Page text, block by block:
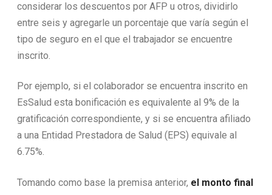
considerar los descuentos por AFP u otros, dividirlo
entre seis y agregarle un porcentaje que varía según el
tipo de seguro en el que el trabajador se encuentre
inscrito.
Por ejemplo, si el colaborador se encuentra inscrito en
EsSalud esta bonificación es equivalente al 9% de la
gratificación correspondiente, y si se encuentra afiliado
a una Entidad Prestadora de Salud (EPS) equivale al
6.75%.
Tomando como base la premisa anterior, el monto final